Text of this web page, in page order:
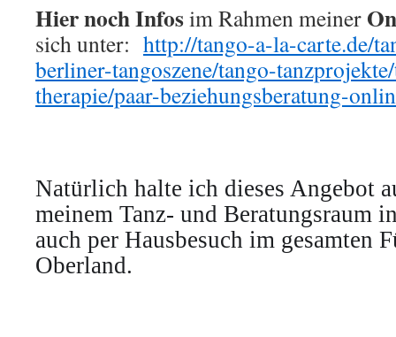
Hier noch Infosim Rahmen meiner
sich unter: http://tango-a-la-carte.de/
berliner-tangoszene/tango-
therapie/paar-beziehungsberatung-
Natürlich halte ich dieses Angebot
meinem Tanz- und Beratungsraum
auch per Hausbesuch im gesamten
Oberland.